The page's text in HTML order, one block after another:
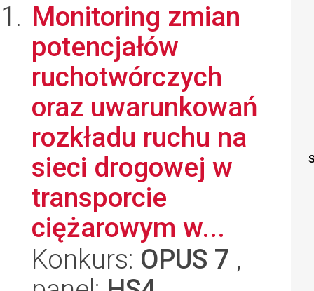
Monitoring zmian
potencjałów
ruchotwórczych
oraz uwarunkowań
rozkładu ruchu na
sieci drogowej w
transporcie
ciężarowym w...
Konkurs: OPUS 7 ,